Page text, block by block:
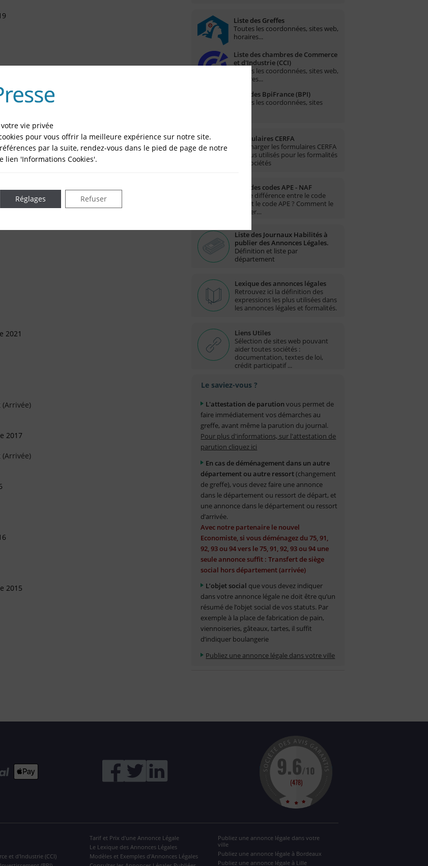
LIGNE DANS LE DÉPARTEMENT DU 92 -
2021
2017
2015
Liste des Greffes
Toutes les coordonnées, sites web,
horaires...
Liste des chambres de Commerce
et d'Industrie (CCI)
Toutes les coordonnées, sites web,
horaires...
Liste des BpiFrance (BPI)
Toutes les coordonnées, sites
Formulaires CERFA
Télécharger les formulaires CERFA
les plus utilisés pour les formalités
des sociétés
Liste des codes APE - NAF
Quelle différence entre le code
NAF et le code APE ? Comment le
trouver…
Liste des Journaux Habilités à
publier des Annonces Légales.
Définition et liste par
département
Lexique des annonces légales
Retrouvez ici la définition des
expressions les plus utilisées dans
les annonces légales et formalités.
Liens Utiles
Sélection de sites web pouvant
aider toutes sociétés :
documentation, textes de loi,
crédit participatif ...
Le saviez-vous ?
L'attestation de parution vous permet de
faire immédiatement vos démarches au
greffe, avant même la parution du journal.
Pour plus d'informations, sur l'attestation de
parution cliquez ici
En cas de déménagement dans un autre
département ou autre ressort(changement
de greffe), vous devez faire une annonce
dans le département ou ressort de départ, et
une annonce dans le département ou ressort
d’arrivée.
Avec notre partenaire le nouvel
Economiste, si vous déménagez du 75, 91,
92, 93 ou 94 vers le 75, 91, 92, 93 ou 94 une
seule annonce suffit : Transfert de siège
social hors département (arrivée)
L’objet social que vous devez indiquer
dans votre annonce légale ne doit être qu’un
résumé de l’objet social de vos statuts. Par
exemple à la place de fabrication de pain,
viennoiseries, gâteaux, tartes, il suffit
d’indiquer boulangerie
Publiez une annonce légale dans votre ville
et d'Industrie (CCI)
Tarif et Prix d'une Annonce Légale
Le Lexique des Annonces Légales
Modèles et Exemples d'Annonces Légales
Publiez une annonce légale dans votre
ville
Publiez une annonce légale à Bordeaux
Publiez une annonce légale à Lille
vie privée
pour vous offrir la meilleure expérience sur notre site.
par la suite, rendez-vous dans le pied de page de notre
lien 'Informations Cookies'.
Refuser
Réglages